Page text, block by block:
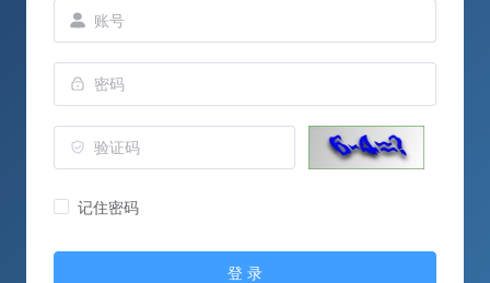
记住密码
登 录